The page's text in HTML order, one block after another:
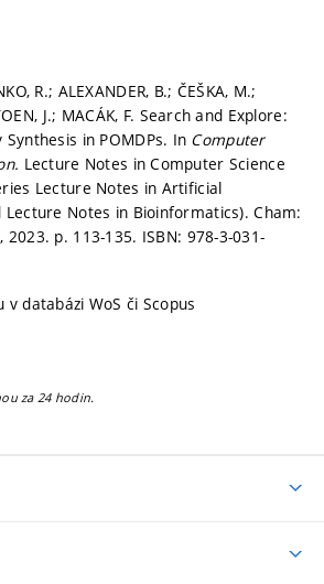
R.; ALEXANDER, B.; ČEŠKA, M.;
J.; MACÁK, F. Search and Explore:
Synthesis in POMDPs. In Computer
Lecture Notes in Computer Science
Lecture Notes in Artificial
Lecture Notes in Bioinformatics). Cham:
2023. p. 113-135. ISBN: 978-3-031-
databázi WoS či Scopus
za 24 hodin.